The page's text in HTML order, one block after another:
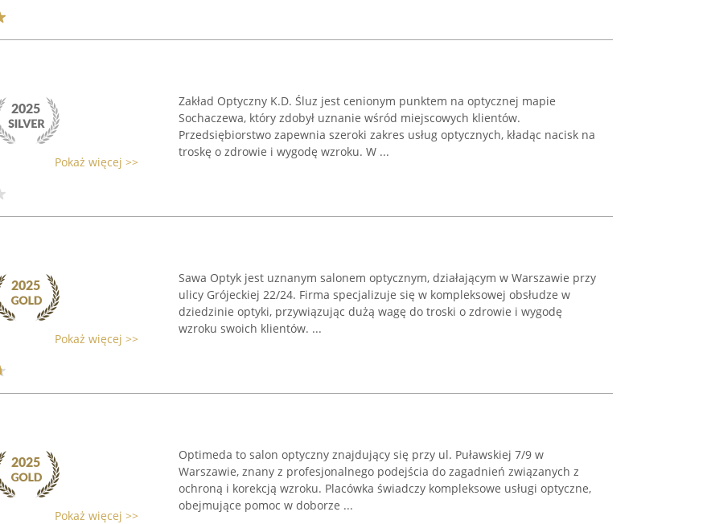
Pokaż więcej >>
Zakład Optyczny K.D. Śluz jest cenionym punktem na optycznej mapie
Sochaczewa, który zdobył uznanie wśród miejscowych klientów.
Przedsiębiorstwo zapewnia szeroki zakres usług optycznych, kładąc nacisk na
troskę o zdrowie i wygodę wzroku. W ...
Pokaż więcej >>
Sawa Optyk jest uznanym salonem optycznym, działającym w Warszawie przy
ulicy Grójeckiej 22/24. Firma specjalizuje się w kompleksowej obsłudze w
dziedzinie optyki, przywiązując dużą wagę do troski o zdrowie i wygodę
wzroku swoich klientów. ...
Pokaż więcej >>
Optimeda to salon optyczny znajdujący się przy ul. Puławskiej 7/9 w
Warszawie, znany z profesjonalnego podejścia do zagadnień związanych z
ochroną i korekcją wzroku. Placówka świadczy kompleksowe usługi optyczne,
obejmujące pomoc w doborze ...